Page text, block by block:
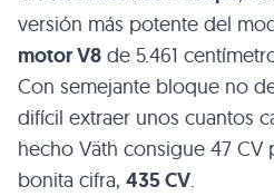
versión más potente del
motor V8 de 5.461
Con semejante bloque no
difícil extraer unos cuantos
hecho Väth consigue 47 CV
bonita cifra, 435 CV.